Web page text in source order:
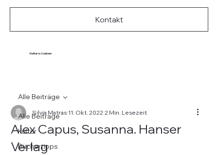
Kultur ist Leben
Kontakt
Alle Beiträge
Kultur
Büchertipps
Alle Beiträge
Alex Capus, Susanna. Hanser
Verlag
Silvia Matras 11. Okt. 2022 2 Min. Lesezeit